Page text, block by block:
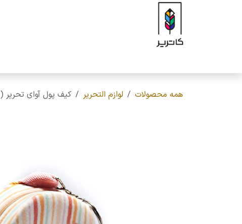
صرف نظر و مشاهده محتوا
همه محصولات لوازم التحریر کیف پول آوای تحریر ( Avaye tahrir ) مدل آلند ، پارچه ای ، کد 5025